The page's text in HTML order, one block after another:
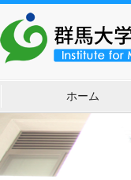
ホーム